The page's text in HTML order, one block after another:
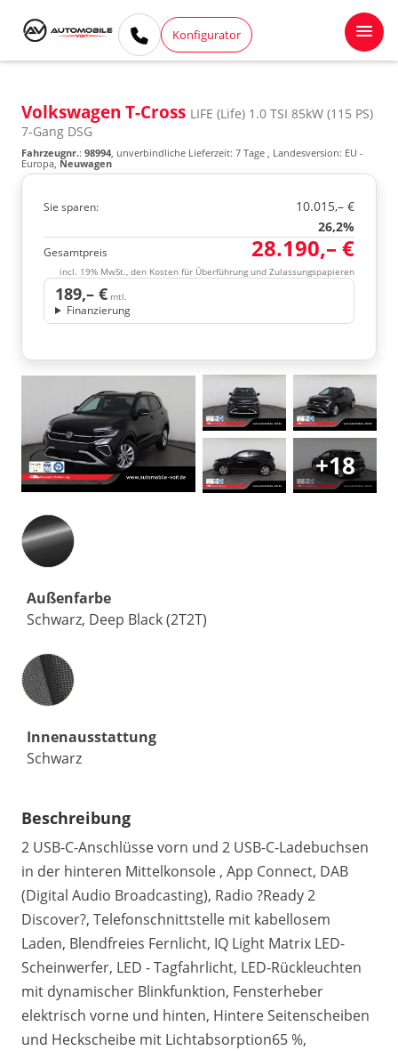
Konfigurator
Volkswagen T-Cross LIFE (Life) 1.0 TSI 85kW (115 PS)
7-Gang DSG
Fahrzeugnr.: 98994, unverbindliche Lieferzeit: 7 Tage , Landesversion: EU -
Europa, Neuwagen
Sie sparen:
10.015,– €
26,2%
Gesamtpreis 28.190,– €
incl. 19% MwSt., den Kosten für Überführung und Zulassungspapieren
189,– € mtl.
Finanzierung
+18
Außenfarbe
Schwarz, Deep Black (2T2T)
Innenausstattung
Innenausstattung
Schwarz
Beschreibung
2 USB-C-Anschlüsse vorn und 2 USB-C-Ladebuchsen
in der hinteren Mittelkonsole , App Connect, DAB
(Digital Audio Broadcasting), Radio ?Ready 2
Discover?, Telefonschnittstelle mit kabellosem
Laden, Blendfreies Fernlicht, IQ Light Matrix LED-
Scheinwerfer, LED - Tagfahrlicht, LED-Rückleuchten
mit dynamischer Blinkfunktion, Fensterheber
elektrisch vorne und hinten, Hintere Seitenscheiben
und Heckscheibe mit Lichtabsorption65 %,